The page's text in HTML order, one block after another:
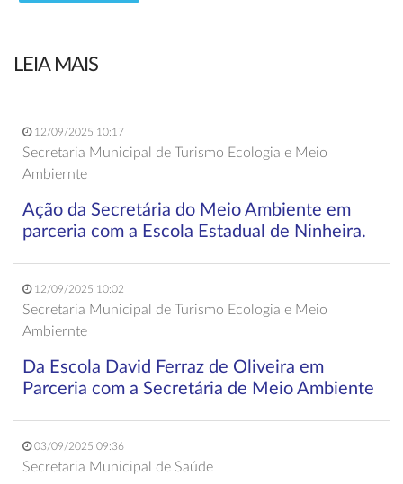
LEIA MAIS
12/09/2025 10:17
Secretaria Municipal de Turismo Ecologia e Meio
Ambiernte
Ação da Secretária do Meio Ambiente em
parceria com a Escola Estadual de Ninheira.
12/09/2025 10:02
Secretaria Municipal de Turismo Ecologia e Meio
Ambiernte
Da Escola David Ferraz de Oliveira em
Parceria com a Secretária de Meio Ambiente
03/09/2025 09:36
Secretaria Municipal de Saúde